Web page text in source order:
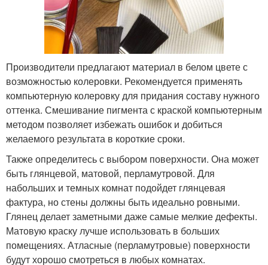
Производители предлагают материал в белом цвете с
возможностью колеровки. Рекомендуется применять
компьютерную колеровку для придания составу нужного
оттенка. Смешивание пигмента с краской компьютерным
методом позволяет избежать ошибок и добиться
желаемого результата в короткие сроки.
Также определитесь с выбором поверхности. Она может
быть глянцевой, матовой, перламутровой. Для
набольших и темных комнат подойдет глянцевая
фактура, но стены должны быть идеально ровными.
Глянец делает заметными даже самые мелкие дефекты.
Матовую краску лучше использовать в больших
помещениях. Атласные (перламутровые) поверхности
будут хорошо смотреться в любых комнатах.